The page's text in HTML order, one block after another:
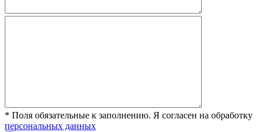
* Поля обязательные к заполнению. Я согласен на обработку
персональных данных